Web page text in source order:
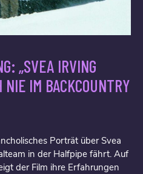
„SVEA IRVING
NIE IM BACKCOUNTRY
Porträt über Svea
in der Halfpipe fährt. Auf
der Film ihre Erfahrungen